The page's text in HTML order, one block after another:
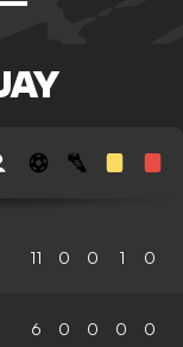
11 0 0 1 0
6 0 0 0 0